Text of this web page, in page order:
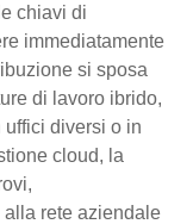
chiavi di
immediatamente
si sposa
di lavoro ibrido,
diversi o in
cloud, la
rete aziendale